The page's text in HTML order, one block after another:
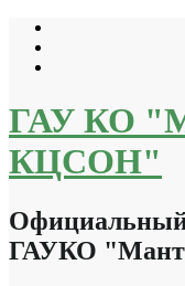
Перейти
содержимому
ГАУ КО
КЦСОН"
Официальный
ГАУКО